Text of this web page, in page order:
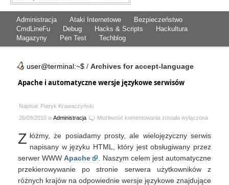
Administracja Ataki Internetowe
Bezpieczeństwo
CmdLineFu
Debug Hacks & Scripts
Hackultura
Magazyny
Pen Test Techblog
user@terminal:~$ / Archives for accept-language
Apache i automatyczne wersje językowe serwisów
Napisał: Patryk Krawaczyński
26/09/2010 wAdministracja Możliwość komentowania Apache
automatyczne
wersje
została wyłączona
Z łóżmy, że posiadamy prosty, ale wielojęzyczny serwis
napisany w języku HTML, który jest obsługiwany przez
serwer WWWApache
. Naszym celem jest automatyczne
przekierowywanie po stronie serwera użytkowników z
różnych krajów na odpowiednie wersje językowe znajdujące